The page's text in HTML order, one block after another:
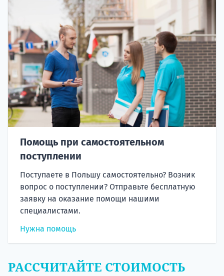
Помощь при самостоятельном
поступлении
Поступаете в Польшу самостоятельно? Возник
вопрос о поступлении? Отправьте бесплатную
заявку на оказание помощи нашими
специалистами.
Нужна помощь
РАССЧИТАЙТЕ СТОИМОСТЬ